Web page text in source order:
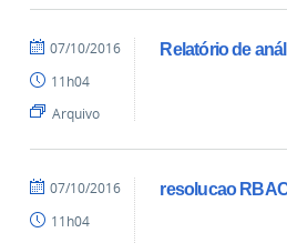
Relatório de
07/10/2016
11h04
Arquivo
resolucao
07/10/2016
11h04